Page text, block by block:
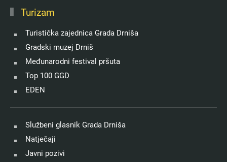
Turizam
Turistička zajednica Grada Drniša
Gradski muzej Drniš
Međunarodni festival pršuta
Top 100 GGD
EDEN
Službeni glasnik Grada Drniša
Natječaji
Javni pozivi